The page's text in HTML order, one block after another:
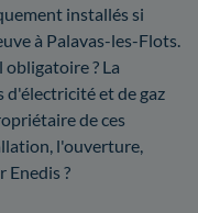
installés si
à Palavas-les-Flots.
? La
d'électricité et de gaz
de ces
l'ouverture,
Enedis ?